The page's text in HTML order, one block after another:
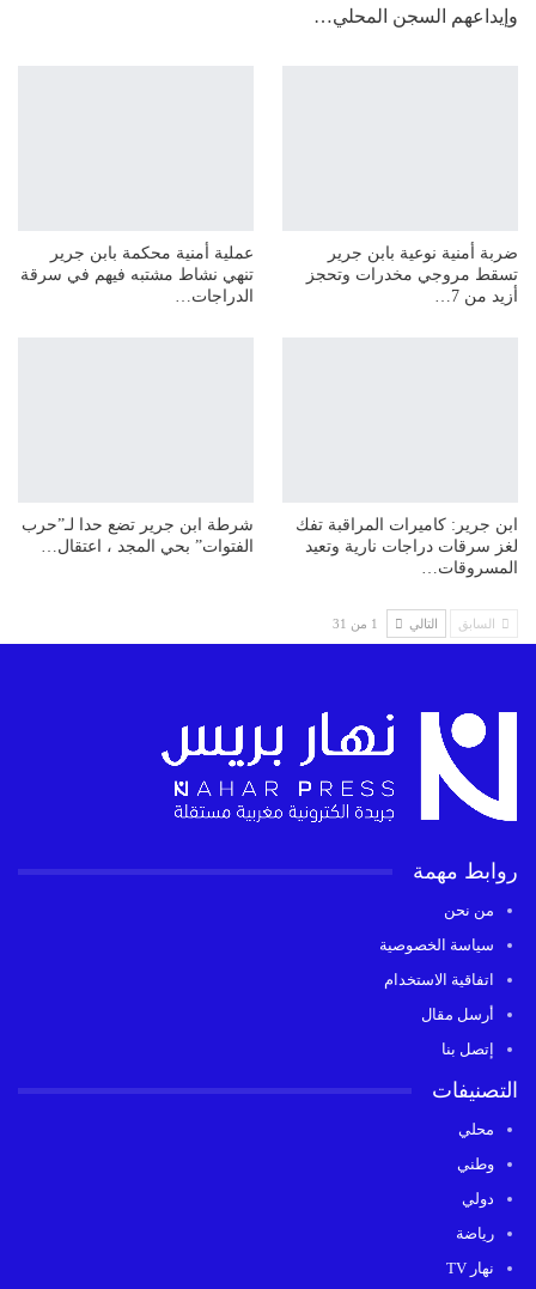
وإيداعهم السجن المحلي…
ضربة أمنية نوعية بابن جرير
تسقط مروجي مخدرات وتحجز
أزيد من 7…
عملية أمنية محكمة بابن جرير
تنهي نشاط مشتبه فيهم في سرقة
الدراجات…
ابن جرير: كاميرات المراقبة تفك
لغز سرقات دراجات نارية وتعيد
المسروقات…
شرطة ابن جرير تضع حدا لـ”حرب
الفتوات” بحي المجد ، اعتقال…
السابق التالي 1 من 31
روابط مهمة
من نحن
سياسة الخصوصية
اتفاقية الاستخدام
أرسل مقال
إتصل بنا
التصنيفات
محلي
وطني
دولي
رياضة
نهار TV